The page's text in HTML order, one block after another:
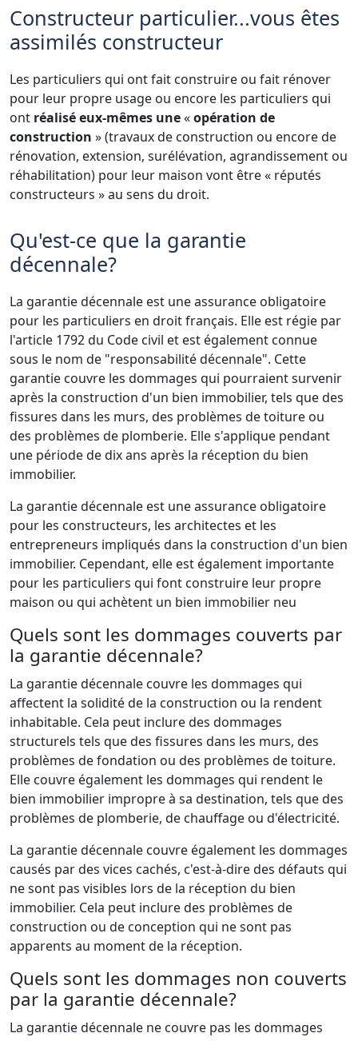
Constructeur particulier...vous êtes
assimilés constructeur
Les particuliers qui ont fait construire ou fait rénover
pour leur propre usage ou encore les particuliers qui
ont réalisé eux-mêmes une«opération de
construction » (travaux de construction ou encore de
rénovation, extension, surélévation, agrandissement ou
réhabilitation) pour leur maison vont être « réputés
constructeurs » au sens du droit.
Qu'est-ce que la garantie
décennale?
La garantie décennale est une assurance obligatoire
pour les particuliers en droit français. Elle est régie par
l'article 1792 du Code civil et est également connue
sous le nom de "responsabilité décennale". Cette
garantie couvre les dommages qui pourraient survenir
après la construction d'un bien immobilier, tels que des
fissures dans les murs, des problèmes de toiture ou
des problèmes de plomberie. Elle s'applique pendant
une période de dix ans après la réception du bien
immobilier.
La garantie décennale est une assurance obligatoire
pour les constructeurs, les architectes et les
entrepreneurs impliqués dans la construction d'un bien
immobilier. Cependant, elle est également importante
pour les particuliers qui font construire leur propre
maison ou qui achètent un bien immobilier neu
Quels sont les dommages couverts par
la garantie décennale?
La garantie décennale couvre les dommages qui
affectent la solidité de la construction ou la rendent
inhabitable. Cela peut inclure des dommages
structurels tels que des fissures dans les murs, des
problèmes de fondation ou des problèmes de toiture.
Elle couvre également les dommages qui rendent le
bien immobilier impropre à sa destination, tels que des
problèmes de plomberie, de chauffage ou d'électricité.
La garantie décennale couvre également les dommages
causés par des vices cachés, c'est-à-dire des défauts qui
ne sont pas visibles lors de la réception du bien
immobilier. Cela peut inclure des problèmes de
construction ou de conception qui ne sont pas
apparents au moment de la réception.
Quels sont les dommages non couverts
par la garantie décennale?
La garantie décennale ne couvre pas les dommages